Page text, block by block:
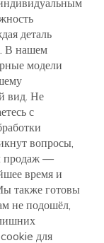
деталь
В нашем
модели
вид. Не
с
вопросы,
продаж —
время и
также готовы
не подошёл,
для